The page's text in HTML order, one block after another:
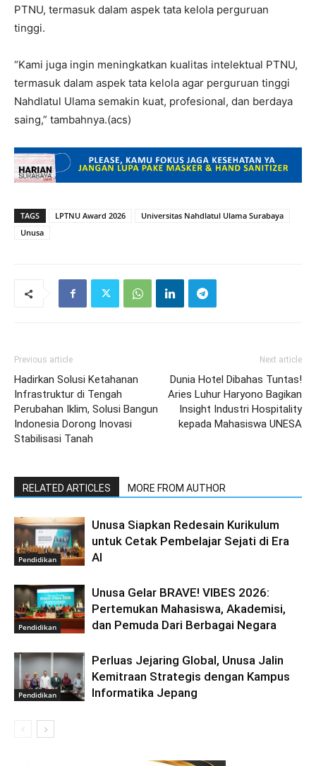
PTNU, termasuk dalam aspek tata kelola perguruan
tinggi.
“Kami juga ingin meningkatkan kualitas intelektual PTNU,
termasuk dalam aspek tata kelola agar perguruan tinggi
Nahdlatul Ulama semakin kuat, profesional, dan berdaya
saing,” tambahnya.(acs)
TAGS LPTNU Award 2026
Universitas Nahdlatul Ulama Surabaya
Unusa
Previous article
Hadirkan Solusi Ketahanan
Infrastruktur di Tengah
Perubahan Iklim, Solusi Bangun
Indonesia Dorong Inovasi
Stabilisasi Tanah
Next article
Dunia Hotel Dibahas Tuntas!
Aries Luhur Haryono Bagikan
Insight Industri Hospitality
kepada Mahasiswa UNESA
RELATED ARTICLES MORE FROM AUTHOR
Pendidikan
Unusa Siapkan Redesain Kurikulum
untuk Cetak Pembelajar Sejati di Era
AI
Pendidikan
Unusa Gelar BRAVE! VIBES 2026:
Pertemukan Mahasiswa, Akademisi,
dan Pemuda Dari Berbagai Negara
Pendidikan
Perluas Jejaring Global, Unusa Jalin
Kemitraan Strategis dengan Kampus
Informatika Jepang